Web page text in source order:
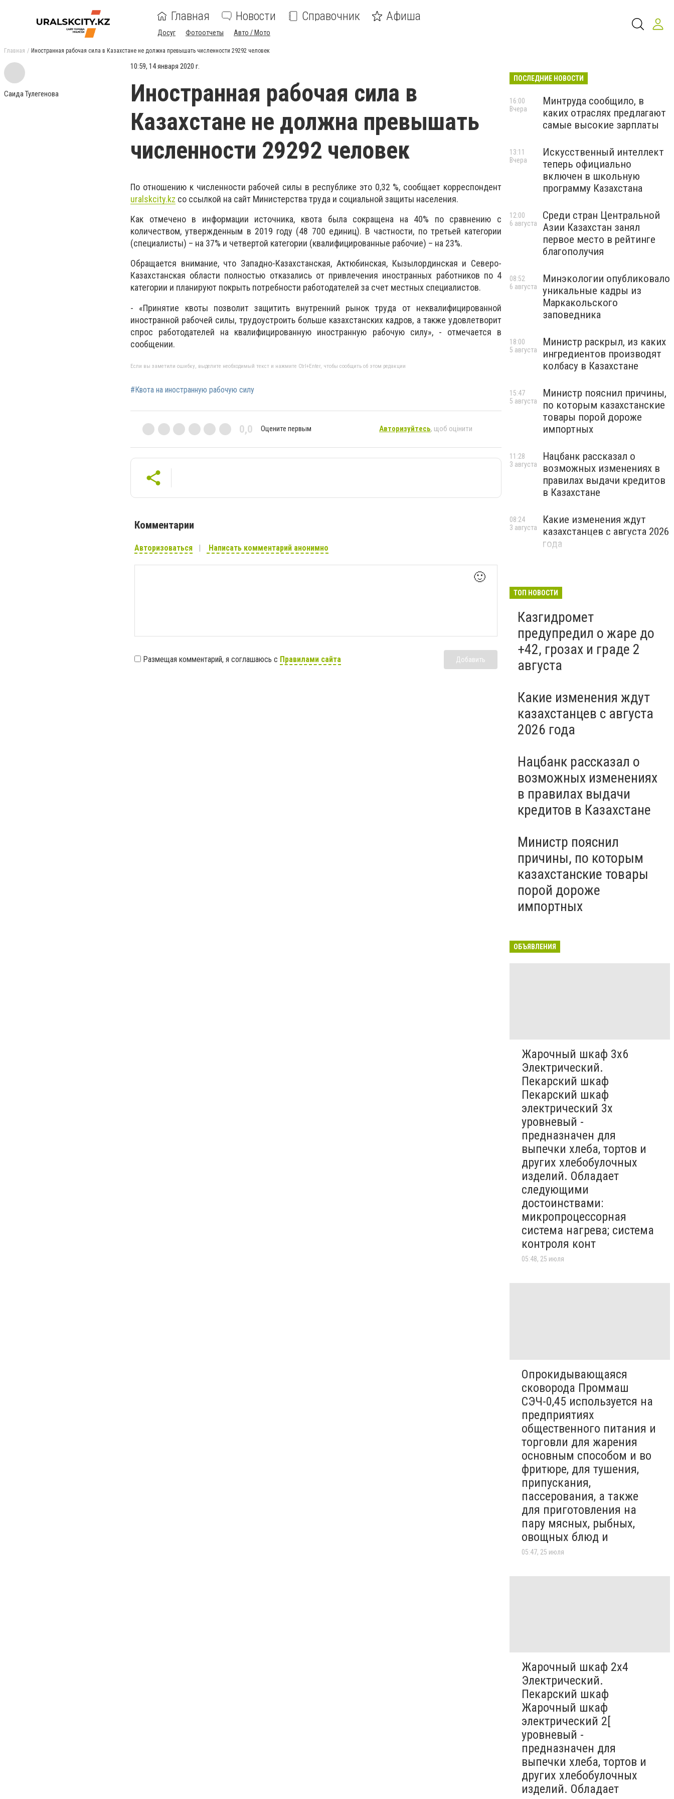
Главная Новости Справочник Афиша
Досуг Фотоотчеты Авто / Мото
Главная Иностранная рабочая сила в Казахстане не должна превышать численности 29292 человек
Саида Тулегенова
10:59, 14 января 2020 г.
Иностранная рабочая сила в
Казахстане не должна превышать
численности 29292 человек
По отношению к численности рабочей силы в республике это 0,32 %, сообщает корреспондент
uralskcity.kz со ссылкой на сайт Министерства труда и социальной защиты населения.
Как отмечено в информации источника, квота была сокращена на 40% по сравнению с
количеством, утвержденным в 2019 году (48 700 единиц). В частности, по третьей категории
(специалисты) – на 37% и четвертой категории (квалифицированные рабочие) – на 23%.
Обращается внимание, что Западно-Казахстанская, Актюбинская, Кызылординская и Северо-
Казахстанская области полностью отказались от привлечения иностранных работников по 4
категории и планируют покрыть потребности работодателей за счет местных специалистов.
- «Принятие квоты позволит защитить внутренний рынок труда от неквалифицированной
иностранной рабочей силы, трудоустроить больше казахстанских кадров, а также удовлетворит
спрос работодателей на квалифицированную иностранную рабочую силу», - отмечается в
сообщении.
Если вы заметили ошибку, выделите необходимый текст и нажмите Ctrl+Enter, чтобы сообщить об этом редакции
#Квота на иностранную рабочую силу
0,0 Оцените первым Авторизуйтесь, щоб оцінити
Комментарии
Авторизоваться Написать комментарий анонимно
🙂
Размещая комментарий, я соглашаюсь с Правилами сайта Добавить
ПОСЛЕДНИЕ НОВОСТИ
Минтруда сообщило, в
каких отраслях предлагают
самые высокие зарплаты
16:00
Вчера
Искусственный интеллект
теперь официально
включен в школьную
программу Казахстана
13:11
Вчера
Среди стран Центральной
Азии Казахстан занял
первое место в рейтинге
благополучия
12:00
6 августа
Минэкологии опубликовало
уникальные кадры из
Маркакольского
заповедника
08:52
6 августа
Министр раскрыл, из каких
ингредиентов производят
колбасу в Казахстане
18:00
5 августа
Министр пояснил причины,
по которым казахстанские
товары порой дороже
импортных
15:47
5 августа
Нацбанк рассказал о
возможных изменениях в
правилах выдачи кредитов
в Казахстане
11:28
3 августа
Какие изменения ждут
казахстанцев с августа 2026
года
08:24
3 августа
ТОП НОВОСТИ
Казгидромет
предупредил о жаре до
+42, грозах и граде 2
августа
Какие изменения ждут
казахстанцев с августа
2026 года
Нацбанк рассказал о
возможных изменениях
в правилах выдачи
кредитов в Казахстане
Министр пояснил
причины, по которым
казахстанские товары
порой дороже
импортных
ОБЪЯВЛЕНИЯ
Жарочный шкаф 3х6
Электрический.
Пекарский шкаф
Пекарский шкаф
электрический 3х
уровневый -
предназначен для
выпечки хлеба, тортов и
других хлебобулочных
изделий. Обладает
следующими
достоинствами:
микропроцессорная
система нагрева; система
контроля конт
05:48, 25 июля
Опрокидывающаяся
сковорода Проммаш
СЭЧ-0,45 используется на
предприятиях
общественного питания и
торговли для жарения
основным способом и во
фритюре, для тушения,
припускания,
пассерования, а также
для приготовления на
пару мясных, рыбных,
овощных блюд и
05:47, 25 июля
Жарочный шкаф 2х4
Электрический.
Пекарский шкаф
Жарочный шкаф
электрический 2[
уровневый -
предназначен для
выпечки хлеба, тортов и
других хлебобулочных
изделий. Обладает